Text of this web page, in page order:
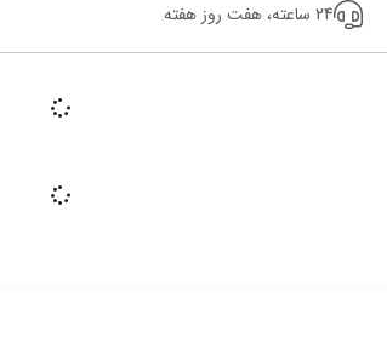
24 ساعته، هفت روز هفته